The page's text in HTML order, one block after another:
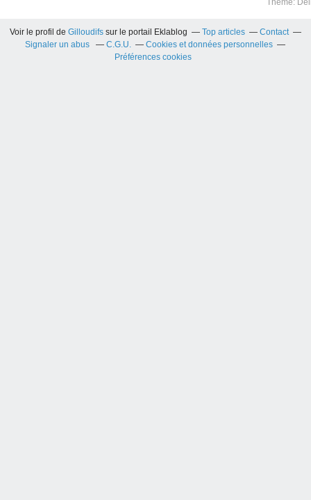
Theme:
Voir le profil de Gilloudifs sur le portail Eklablog Top articles
Contact
Signaler un abus
C.G.U.
Cookies et données personnelles
Préférences cookies